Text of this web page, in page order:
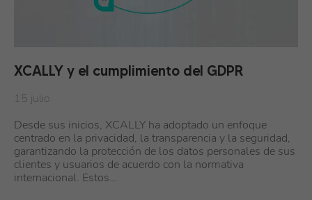
XCALLY y el cumplimiento del GDPR
15 julio
Desde sus inicios, XCALLY ha adoptado un enfoque
centrado en la privacidad, la transparencia y la seguridad,
garantizando la protección de los datos personales de sus
clientes y usuarios de acuerdo con la normativa
internacional. Estos…